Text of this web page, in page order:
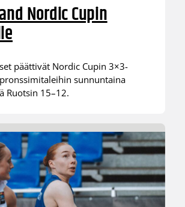
Nordic Cupin
päättivät Nordic Cupin 3×3-
sunnuntaina
Ruotsin 15–12.